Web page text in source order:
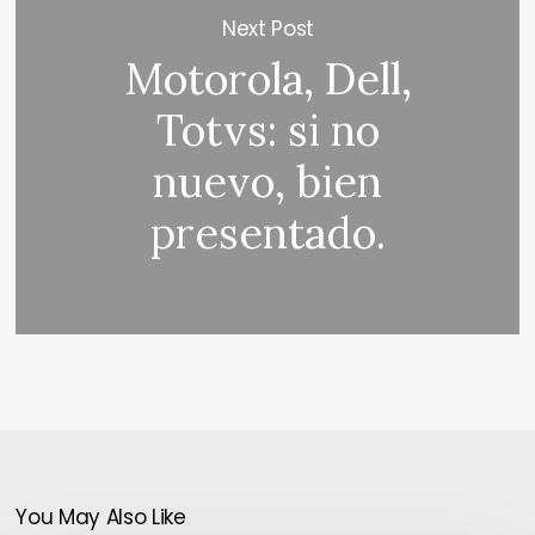
Next Post
Motorola, Dell,
Totvs: si no
nuevo, bien
presentado.
You May Also Like